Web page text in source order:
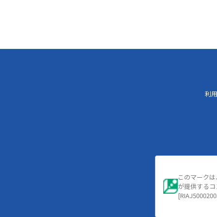
利
このマーク
が提供する